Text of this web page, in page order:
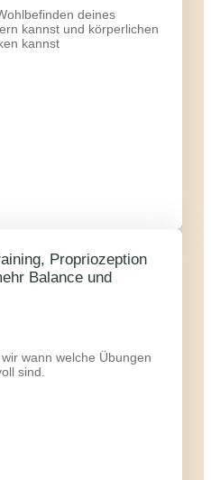
deines
kannst und körperlichen
kannst
Propriozeption
Balance und
wann welche Übungen
sind.